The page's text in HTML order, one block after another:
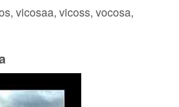
vicosaa, vicoss, vocosa,